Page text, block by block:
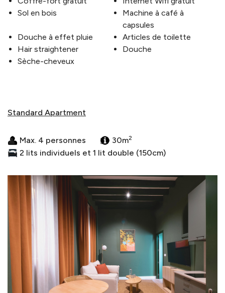
Sol en bois
Machine à café à
capsules
Douche à effet pluie
Articles de toilette
Hair straightener
Douche
Sèche-cheveux
Standard Apartment
Max. 4 personnes 30m2
2 lits individuels et 1 lit double (150cm)